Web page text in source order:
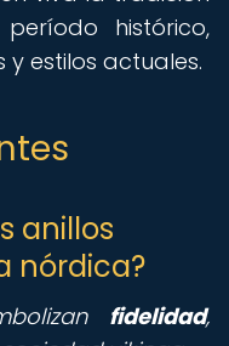
histórico,
estilos actuales.
anillos
nórdica?
fidelidad,